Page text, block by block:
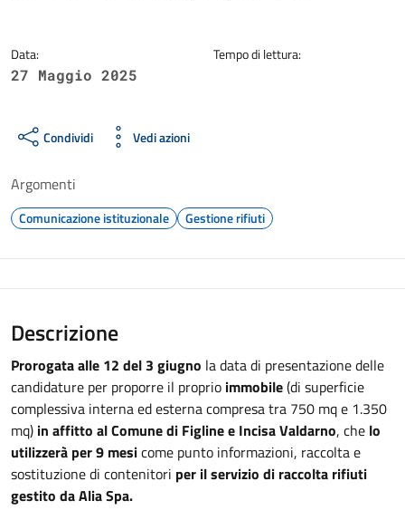
Data:
27 Maggio 2025
Tempo di lettura:
Condividi Vedi azioni
Argomenti
Comunicazione istituzionale Gestione rifiuti
Descrizione
Prorogata alle 12 del 3 giugno la data di presentazione delle
candidature per proporre il proprio immobile(di superficie
complessiva interna ed esterna compresa tra 750 mq e 1.350
mq) in affitto al Comune di Figline e Incisa Valdarno, che lo
utilizzerà per 9 mesicome punto informazioni, raccolta e
sostituzione di contenitori per il servizio di raccolta rifiuti
gestito da Alia Spa.